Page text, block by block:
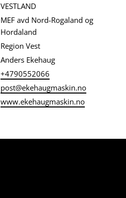
VESTLAND
MEF avd Nord-Rogaland og
Hordaland
Region Vest
Anders Ekehaug
+4790552066
post@ekehaugmaskin.no
www.ekehaugmaskin.no